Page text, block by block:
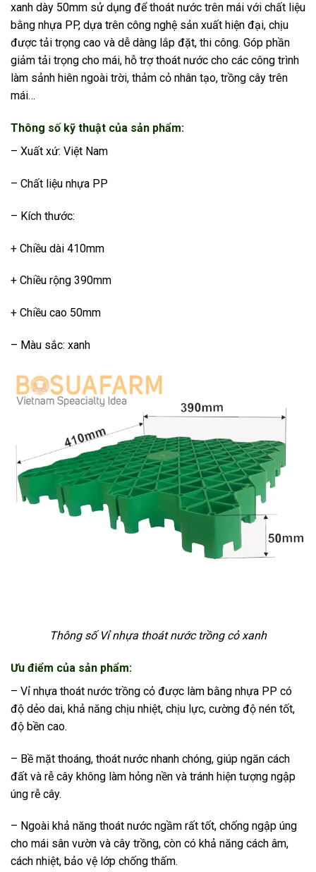
xanh dày 50mm sử dụng để thoát nước trên mái với chất liệu
bằng nhựa PP, dựa trên công nghệ sản xuất hiện đại, chịu
được tải trọng cao và dễ dàng lắp đặt, thi công. Góp phần
giảm tải trọng cho mái, hỗ trợ thoát nước cho các công trình
làm sảnh hiên ngoài trời, thảm cỏ nhân tạo, trồng cây trên
mái…
Thông số kỹ thuật của sản phẩm:
– Xuất xứ: Việt Nam
– Chất liệu nhựa PP
– Kích thước:
+ Chiều dài 410mm
+ Chiều rộng 390mm
+ Chiều cao 50mm
– Màu sắc: xanh
Thông số Vỉ nhựa thoát nước trồng cỏ xanh
Ưu điểm của sản phẩm:
– Vỉ nhựa thoát nước trồng cỏ được làm bằng nhựa PP có
độ dẻo dai, khả năng chịu nhiệt, chịu lực, cường độ nén tốt,
độ bền cao.
– Bề mặt thoáng, thoát nước nhanh chóng, giúp ngăn cách
đất và rễ cây không làm hỏng nền và tránh hiện tượng ngập
úng rễ cây.
– Ngoài khả năng thoát nước ngầm rất tốt, chống ngập úng
cho mái sân vườn và cây trồng, còn có khả năng cách âm,
cách nhiệt, bảo vệ lớp chống thấm.